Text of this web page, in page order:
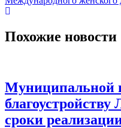
Похожие новости
Муниципальной
сроки